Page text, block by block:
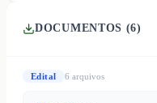
DOCUMENTOS (6)
Edital 6 arquivos